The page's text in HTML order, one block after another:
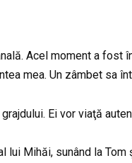
Acel moment a fost
mea. Un zâmbet sa
Ei vor viaţă
Mihăi, sunând la